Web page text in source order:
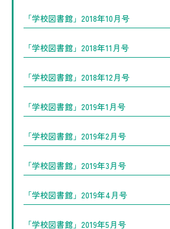
「学校図書館」2018年10月号
「学校図書館」2018年11月号
「学校図書館」2018年12月号
「学校図書館」2019年1月号
「学校図書館」2019年2月号
「学校図書館」2019年3月号
「学校図書館」2019年4月号
「学校図書館」2019年5月号